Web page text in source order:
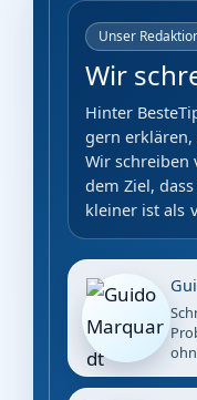
Unser
Wir
Hinter
gern
Wir
dem Ziel,
kleiner ist als